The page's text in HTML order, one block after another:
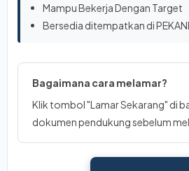
Mampu Bekerja Dengan Target
Bersedia ditempatkan di
Bagaimana cara melamar?
Klik tombol "Lamar Sekarang" di
dokumen pendukung sebelum